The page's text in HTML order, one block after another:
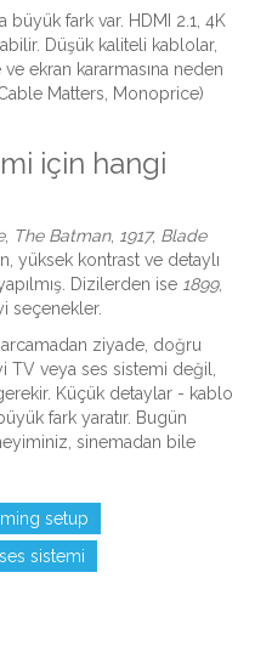
büyük fark var. HDMI 2.1, 4K
Düşük kaliteli kablolar,
ekran kararmasına neden
Matters, Monoprice)
için hangi
, The Batman, 1917, Blade
yüksek kontrast ve detaylı
Dizilerden ise 1899,
seçenekler.
ziyade, doğru
TV veya ses sistemi değil,
Küçük detaylar - kablo
fark yaratır. Bugün
sinemadan bile
setup
ses sistemi